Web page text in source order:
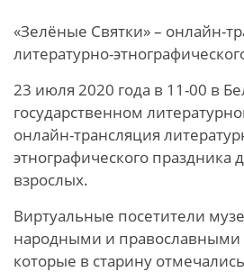
«Зелёные Святки» – онлайн-
литературно-
23 июля 2020 года в 11-00 в
государственном
онлайн-трансляция
этнографического праздника
взрослых.
Виртуальные посетители
народными и православными
которые в старину